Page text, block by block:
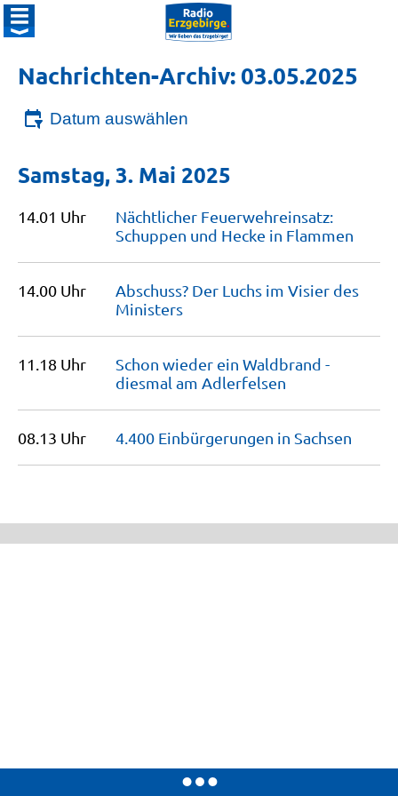
Nachrichten-Archiv: 03.05.2025
Datum auswählen
Samstag, 3. Mai 2025
14.01 Uhr
Nächtlicher Feuerwehreinsatz:
Schuppen und Hecke in Flammen
14.00 Uhr
Abschuss? Der Luchs im Visier des
Ministers
11.18 Uhr
Schon wieder ein Waldbrand -
diesmal am Adlerfelsen
08.13 Uhr 4.400 Einbürgerungen in Sachsen